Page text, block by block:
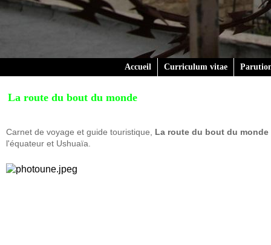
Accueil Curriculum vitae
La route du bout du monde
Carnet de voyage et guide touristique, La route du bout du monde
l'équateur et Ushuaïa.